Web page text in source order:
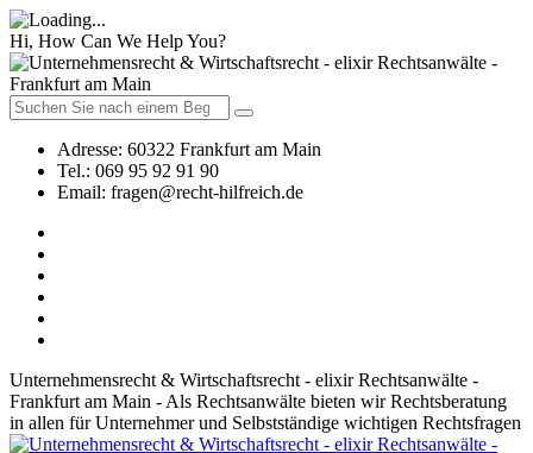
Hi, How Can We Help You?
Adresse: 60322 Frankfurt am Main
Tel.: 069 95 92 91 90
Email: fragen@recht-hilfreich.de
Unternehmensrecht & Wirtschaftsrecht - elixir Rechtsanwälte -
Frankfurt am Main - Als Rechtsanwälte bieten wir Rechtsberatung
in allen für Unternehmer und Selbstständige wichtigen Rechtsfragen